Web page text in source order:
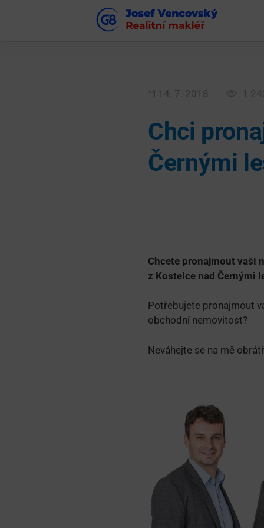
14. 7. 2018 1
Chci
Černými
Chcete pronajmout vaši
z Kostelce nad Černými
Potřebujete pronajmout
obchodní nemovitost?
Neváhejte se na mě